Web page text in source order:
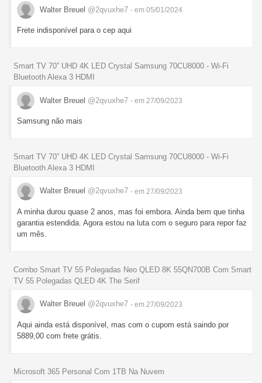
Walter Breuel @2qvuxhe7 - em 05/01/2024
Frete indisponível para o cep aqui
Smart TV 70” UHD 4K LED Crystal Samsung 70CU8000 - Wi-Fi
Bluetooth Alexa 3 HDMI
Walter Breuel @2qvuxhe7 - em 27/09/2023
Samsung não mais
Smart TV 70” UHD 4K LED Crystal Samsung 70CU8000 - Wi-Fi
Bluetooth Alexa 3 HDMI
Walter Breuel @2qvuxhe7 - em 27/09/2023
A minha durou quase 2 anos, mas foi embora. Ainda bem que tinha
garantia estendida. Agora estou na luta com o seguro para repor faz
um mês.
Combo Smart TV 55 Polegadas Neo QLED 8K 55QN700B Com Smart
TV 55 Polegadas QLED 4K The Serif
Walter Breuel @2qvuxhe7 - em 27/09/2023
Aqui ainda está disponível, mas com o cupom está saindo por
5889,00 com frete grátis.
Microsoft 365 Personal Com 1TB Na Nuvem